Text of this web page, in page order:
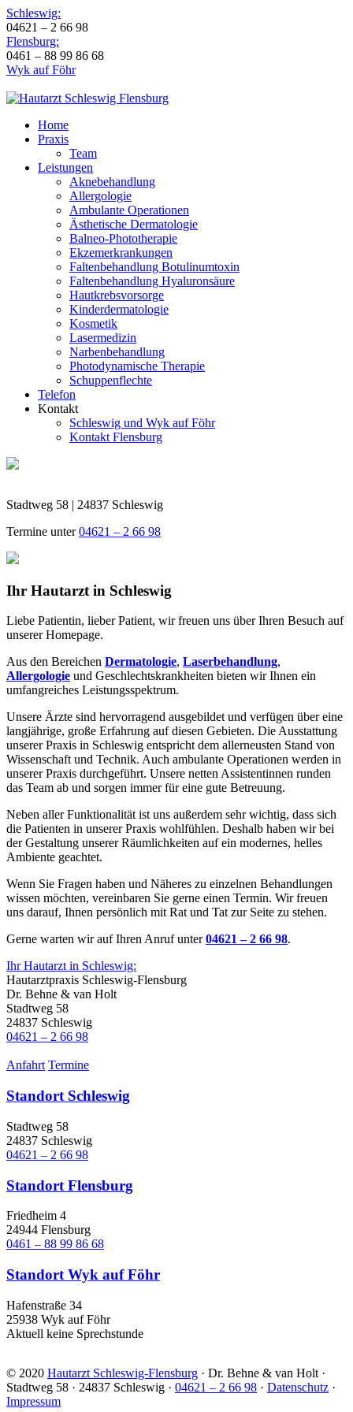
Schleswig:
04621 – 2 66 98
Flensburg:
0461 – 88 99 86 68
Wyk auf Föhr
Home
Praxis
Team
Leistungen
Aknebehandlung
Allergologie
Ambulante Operationen
Ästhetische Dermatologie
Balneo-Phototherapie
Ekzemerkrankungen
Faltenbehandlung Botulinumtoxin
Faltenbehandlung Hyaluronsäure
Hautkrebsvorsorge
Kinderdermatologie
Kosmetik
Lasermedizin
Narbenbehandlung
Photodynamische Therapie
Schuppenflechte
Telefon
Kontakt
Schleswig und Wyk auf Föhr
Kontakt Flensburg
Stadtweg 58 | 24837 Schleswig
Termine unter04621 – 2 66 98
Ihr Hautarzt in Schleswig
Liebe Patientin, lieber Patient, wir freuen uns über Ihren Besuch auf
unserer Homepage.
Aus den Bereichen Dermatologie, Laserbehandlung,
Allergologie und Geschlechtskrankheiten bieten wir Ihnen ein
umfangreiches Leistungsspektrum.
Unsere Ärzte sind hervorragend ausgebildet und verfügen über eine
langjährige, große Erfahrung auf diesen Gebieten. Die Ausstattung
unserer Praxis in Schleswig entspricht dem allerneusten Stand von
Wissenschaft und Technik. Auch ambulante Operationen werden in
unserer Praxis durchgeführt. Unsere netten Assistentinnen runden
das Team ab und sorgen immer für eine gute Betreuung.
Neben aller Funktionalität ist uns außerdem sehr wichtig, dass sich
die Patienten in unserer Praxis wohlfühlen. Deshalb haben wir bei
der Gestaltung unserer Räumlichkeiten auf ein modernes, helles
Ambiente geachtet.
Wenn Sie Fragen haben und Näheres zu einzelnen Behandlungen
wissen möchten, vereinbaren Sie gerne einen Termin. Wir freuen
uns darauf, Ihnen persönlich mit Rat und Tat zur Seite zu stehen.
Gerne warten wir auf Ihren Anruf unter04621 – 2 66 98.
Ihr Hautarzt in Schleswig:
Hautarztpraxis Schleswig-Flensburg
Dr. Behne & van Holt
Stadtweg 58
24837 Schleswig
04621 – 2 66 98
Anfahrt Termine
Standort Schleswig
Stadtweg 58
24837 Schleswig
04621 – 2 66 98
Standort Flensburg
Friedheim 4
24944 Flensburg
0461 – 88 99 86 68
Standort Wyk auf Föhr
Hafenstraße 34
25938 Wyk auf Föhr
Aktuell keine Sprechstunde
© 2020 Hautarzt Schleswig-Flensburg · Dr. Behne & van Holt ·
Stadtweg 58 · 24837 Schleswig · 04621 – 2 66 98 · Datenschutz ·
Impressum